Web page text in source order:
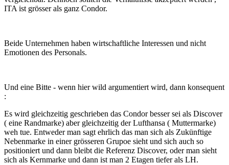
ITA ist grösser als ganz Condor.
Beide Unternehmen haben wirtschaftliche Interessen und nicht
Emotionen des Personals.
Und eine Bitte - wenn hier wild argumentiert wird, dann konsequent
:
Es wird gleichzeitig geschrieben das Condor besser sei als Discover
( eine Randmarke) aber gleichzeitig der Lufthansa ( Muttermarke)
weh tue. Entweder man sagt ehrlich das man sich als Zukünftige
Nebenmarke in einer grösseren Grupoe sieht und sich auch so
positioniert und dann bleibt die Referenz Discover, oder man sieht
sich als Kernmarke und dann ist man 2 Etagen tiefer als LH.